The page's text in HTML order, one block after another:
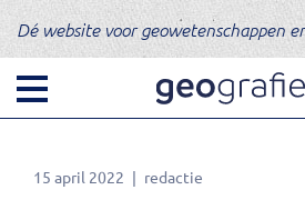
Dé website voor geowetenschappen
15 april 2022 redactie